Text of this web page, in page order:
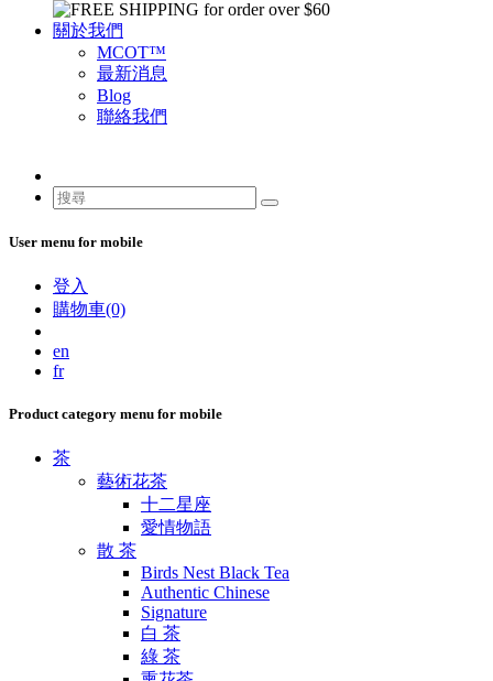
關於我們
MCOT™
最新消息
Blog
聯絡我們
User menu for mobile
登入
購物車(0)
en
fr
Product category menu for mobile
茶
藝術花茶
十二星座
愛情物語
散 茶
Birds Nest Black Tea
Authentic Chinese
Signature
白 茶
綠 茶